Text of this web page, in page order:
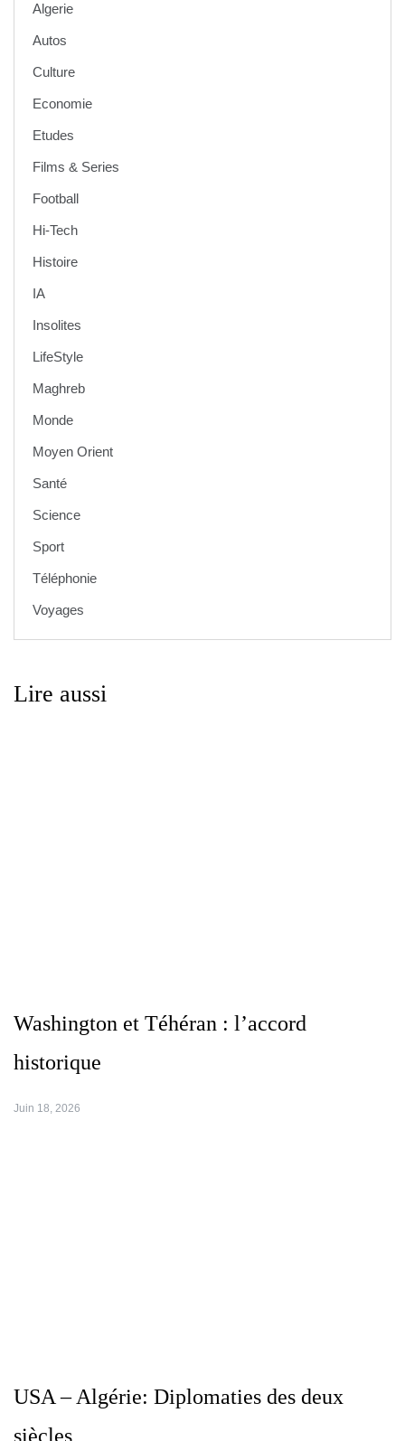
Algerie
Autos
Culture
Economie
Etudes
Films & Series
Football
Hi-Tech
Histoire
IA
Insolites
LifeStyle
Maghreb
Monde
Moyen Orient
Santé
Science
Sport
Téléphonie
Voyages
Lire aussi
Washington et Téhéran : l’accord
historique
Juin 18, 2026
USA – Algérie: Diplomaties des deux
siècles